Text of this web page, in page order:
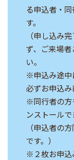
る申込者・
す。
（申し込み
ず、ご来場
い。
※申込み途中
必ずお申込み
※同行者の方
ンストール
（申込者の
です。）
※２枚お申込